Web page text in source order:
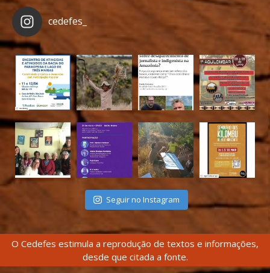
cedefes_
Seguir no Instagram
O Cedefes estimula a reprodução de textos e informações,
desde que citada a fonte.